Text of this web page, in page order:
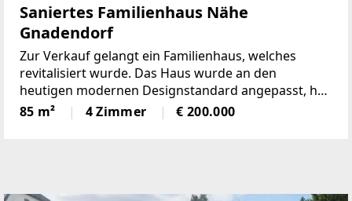
Saniertes Familienhaus Nähe
Gnadendorf
Zur Verkauf gelangt ein Familienhaus, welches
revitalisiert wurde. Das Haus wurde an den
heutigen modernen Designstandard angepasst, hat
4 Zimmer und eine Wohnfläche von ca. 85 m², eine
ca. 20 m² überdachte Terrasse, eine ca. 71 m² große
85 m² 4 Zimmer € 200.000